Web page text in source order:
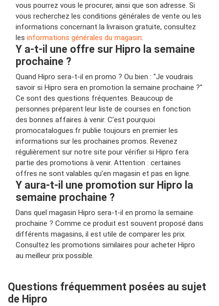
vous pourrez vous le procurer, ainsi que son adresse. Si
vous recherchez les conditions générales de vente ou les
informations concernant la livraison gratuite, consultez
les informations générales du magasin.
Y a-t-il une offre sur Hipro la semaine
prochaine ?
Quand Hipro sera-t-il en promo ? Ou bien : "Je voudrais
savoir si Hipro sera en promotion la semaine prochaine ?"
Ce sont des questions fréquentes. Beaucoup de
personnes préparent leur liste de courses en fonction
des bonnes affaires à venir. C’est pourquoi
promocatalogues.fr publie toujours en premier les
informations sur les prochaines promos. Revenez
régulièrement sur notre site pour vérifier si Hipro fera
partie des promotions à venir. Attention : certaines
offres ne sont valables qu’en magasin et pas en ligne.
Y aura-t-il une promotion sur Hipro la
semaine prochaine ?
Dans quel magasin Hipro sera-t-il en promo la semaine
prochaine ? Comme ce produit est souvent proposé dans
différents magasins, il est utile de comparer les prix.
Consultez les promotions similaires pour acheter Hipro
au meilleur prix possible.
Questions fréquemment posées au sujet
de Hipro